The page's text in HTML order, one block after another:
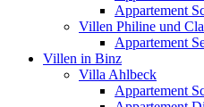
Appartement
Villen Philine und
Appartement
Villen in Binz
Villa Ahlbeck
Appartement